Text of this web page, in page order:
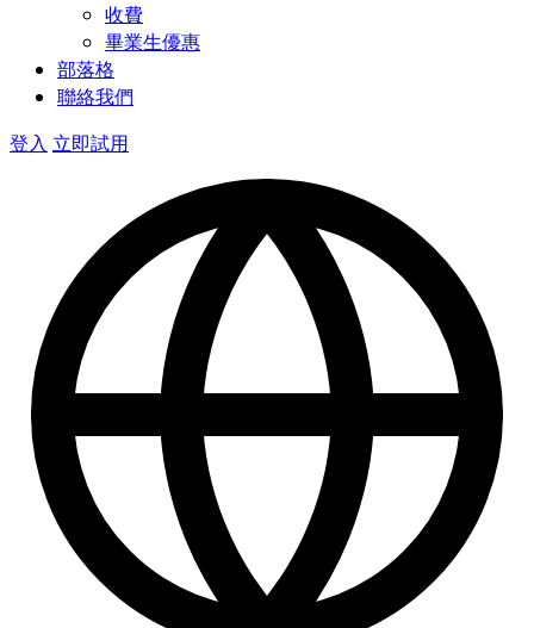
收費
畢業生優惠
部落格
聯絡我們
登入 立即試用